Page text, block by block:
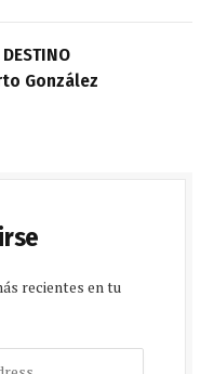
González
recientes en tu